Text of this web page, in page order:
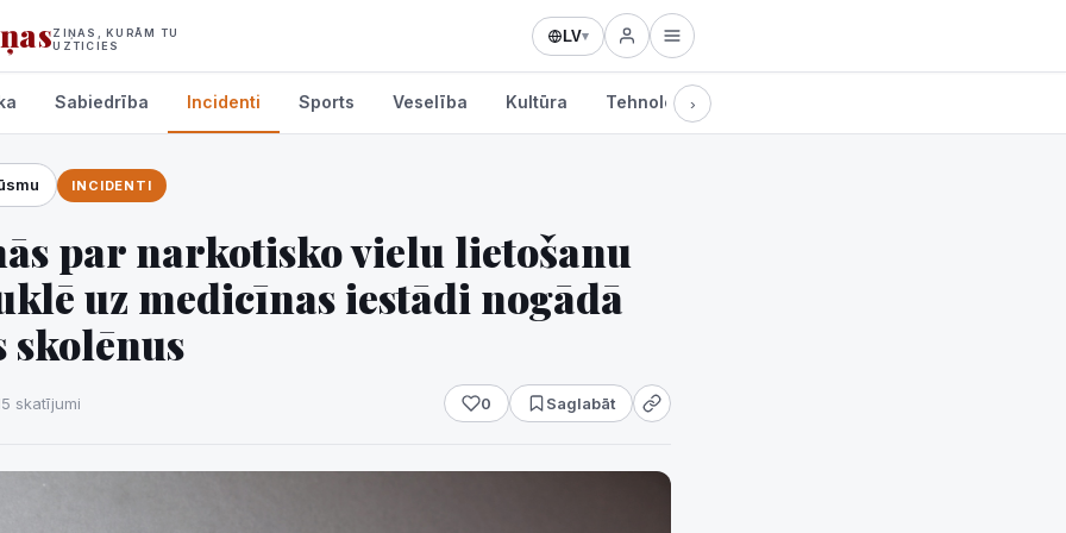
ZIŅAS, KURĀM TU
UZTICIES
LV▾
Sabiedrība Incidenti Sports Veselība Kultūra Tehnoloģijas
›
INCIDENTI
par narkotisko vielu lietošanu
uz medicīnas iestādi nogādā
skolēnus
skatījumi 0 Saglabāt